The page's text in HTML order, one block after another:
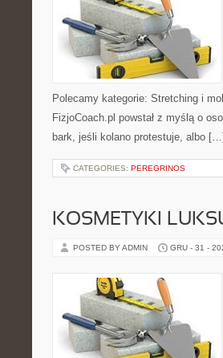
Polecamy kategorie: Stretching i
FizjoCoach.pl powstał z myślą o
bark, jeśli kolano protestuje, albo […]
CATEGORIES: PEREGRINOS
KOSMETYKI
POSTED BY ADMIN GRU - 31 -